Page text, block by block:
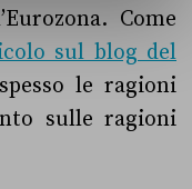
Come
sul blog del
le ragioni
sulle ragioni